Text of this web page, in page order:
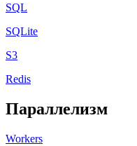
SQL
SQLite
S3
Redis
Параллелизм
Workers